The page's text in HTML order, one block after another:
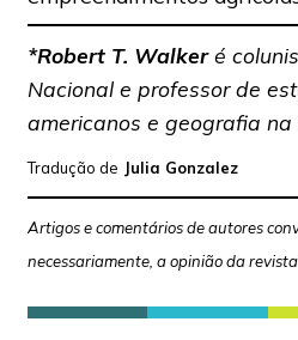
*Robert T. Walkeré
Nacional e professor de
americanos e geografia
Tradução de Julia Gonzalez
Artigos e comentários de autores
necessariamente, a opinião da